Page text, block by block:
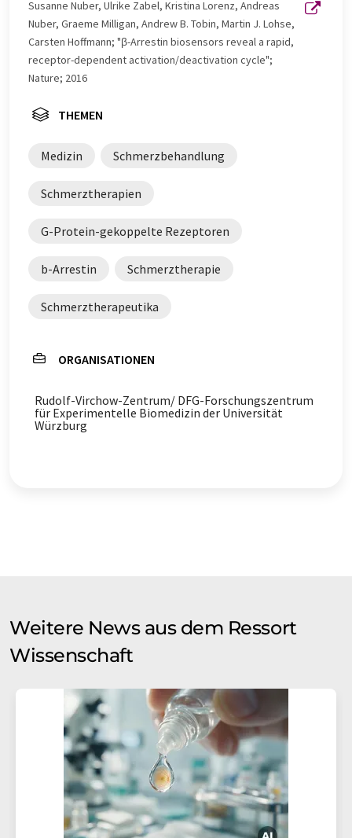
Susanne Nuber, Ulrike Zabel, Kristina Lorenz, Andreas
Nuber, Graeme Milligan, Andrew B. Tobin, Martin J. Lohse,
Carsten Hoffmann; "β-Arrestin biosensors reveal a rapid,
receptor-dependent activation/deactivation cycle";
Nature; 2016
THEMEN
Medizin Schmerzbehandlung
Schmerztherapien
G-Protein-gekoppelte Rezeptoren
b-Arrestin Schmerztherapie
Schmerztherapeutika
ORGANISATIONEN
Rudolf-Virchow-Zentrum/ DFG-Forschungszentrum
für Experimentelle Biomedizin der Universität
Würzburg
Weitere News aus dem Ressort
Wissenschaft